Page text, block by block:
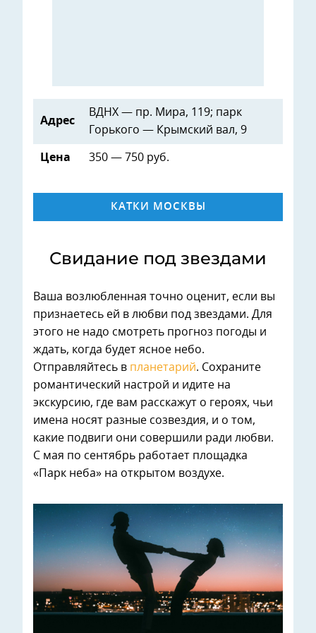
Адрес
ВДНХ — пр. Мира, 119; парк
Горького — Крымский вал, 9
Цена 350 — 750 руб.
КАТКИ МОСКВЫ
Свидание под звездами
Ваша возлюбленная точно оценит, если вы
признаетесь ей в любви под звездами. Для
этого не надо смотреть прогноз погоды и
ждать, когда будет ясное небо.
Отправляйтесь в планетарий. Сохраните
романтический настрой и идите на
экскурсию, где вам расскажут о героях, чьи
имена носят разные созвездия, и о том,
какие подвиги они совершили ради любви.
С мая по сентябрь работает площадка
«Парк неба» на открытом воздухе.